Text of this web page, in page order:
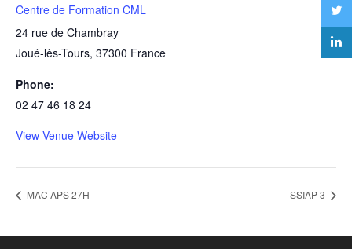
Centre de Formation CML
24 rue de Chambray
Joué-lès-Tours, 37300 France
Phone:
02 47 46 18 24
View Venue Website
MAC APS 27H SSIAP 3